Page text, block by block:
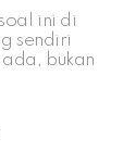
ini di
sendiri
bukan